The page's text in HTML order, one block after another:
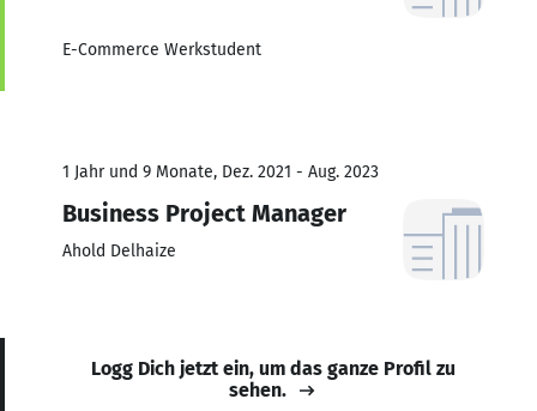
E-Commerce Werkstudent
1 Jahr und 9 Monate, Dez. 2021 - Aug. 2023
Business Project Manager
Ahold Delhaize
Logg Dich jetzt ein, um das ganze Profil zu
sehen.